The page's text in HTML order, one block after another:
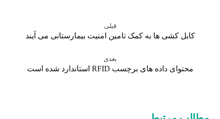
قبلی
کابل کشی ها به کمک تامین امنیت بیمارستانی می آیند
بعدی
محتوای داده های برچسب RFID استاندارد شده است